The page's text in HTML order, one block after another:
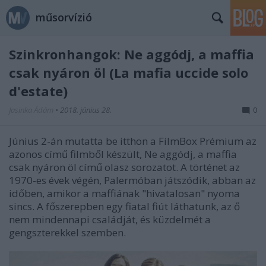
műsorvízió
Szinkronhangok: Ne aggódj, a maffia
csak nyáron öl (La mafia uccide solo
d'estate)
• 2018. június 28. 0
Június 2-án mutatta be itthon a FilmBox Prémium az
azonos című filmből készült, Ne aggódj, a maffia
csak nyáron öl című olasz sorozatot. A történet az
1970-es évek végén, Palermóban játszódik, abban az
időben, amikor a maffiának "hivatalosan" nyoma
sincs. A főszerepben egy fiatal fiút láthatunk, az ő
nem mindennapi családját, és küzdelmét a
gengszterekkel szemben.